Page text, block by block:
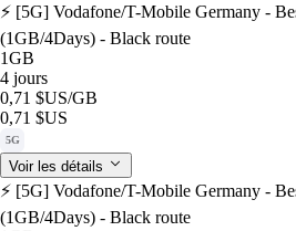
⚡️ [5G] Vodafone/T-Mobile Germany -
(1GB/4Days) - Black route
1GB
4 jours
0,71 $US/GB
0,71 $US
5G
Voir les détails
⚡️ [5G] Vodafone/T-Mobile Germany -
(1GB/4Days) - Black route